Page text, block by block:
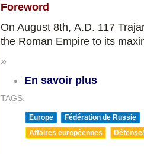
Foreword
On August 8th, A.D. 117
the Roman Empire to its
»
En savoir plus
TAGS:
Europe
Fédération de Russie
Affaires européennes